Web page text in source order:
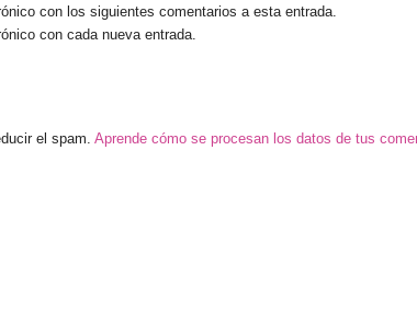
con los siguientes comentarios a esta entrada.
con cada nueva entrada.
el spam. Aprende cómo se procesan los datos de tus